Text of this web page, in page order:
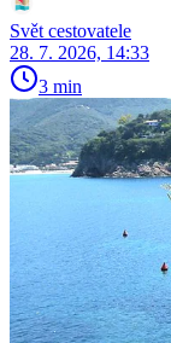
Svět cestovatele
28. 7. 2026, 14:33
3 min